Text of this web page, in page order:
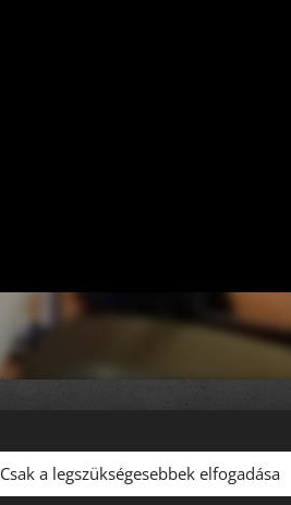
Csak a legszükségesebbek elfogadása